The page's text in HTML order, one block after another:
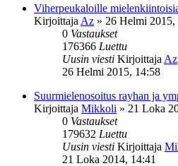
Viherpeukaloille
Kirjoittaja Az » 26 Helmi 2015,
0 Vastaukset
176366 Luettu
Uusin viesti Kirjoittaja Az
26 Helmi 2015, 14:58
Suurmielenosoitus rayhan ja
Kirjoittaja Mikkoli » 21 Loka
0 Vastaukset
179632 Luettu
Uusin viesti Kirjoittaja
21 Loka 2014, 14:41